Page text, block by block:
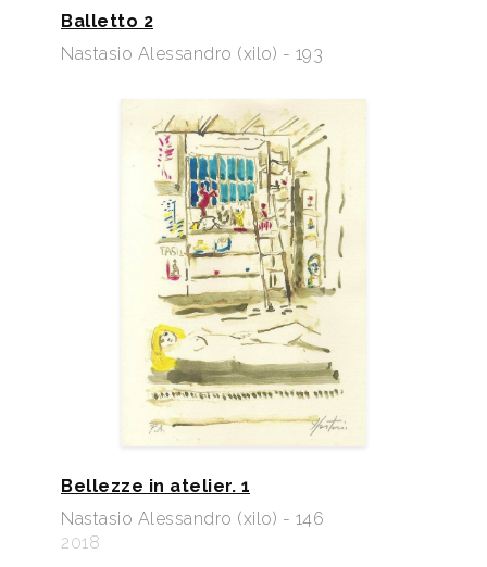
Balletto 2
Nastasio Alessandro (xilo) - 193
Bellezze in atelier. 1
Nastasio Alessandro (xilo) - 146
2018